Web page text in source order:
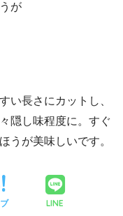
が
い長さにカットし、
隠し味程度に。すぐ
うが美味しいです。
LINE